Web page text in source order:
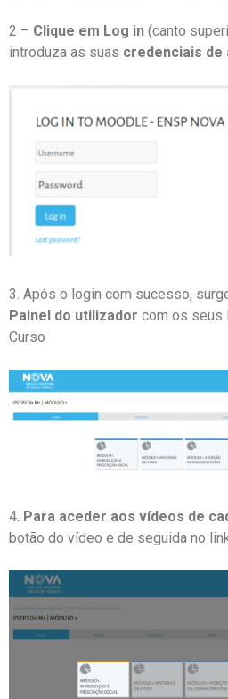
2 – Clique em Log in (canto
introduza as suas credenciais de
3. Após o login com sucesso,
Painel do utilizador com os seus
Curso
4. Para aceder aos vídeos de
botão do vídeo e de seguida no